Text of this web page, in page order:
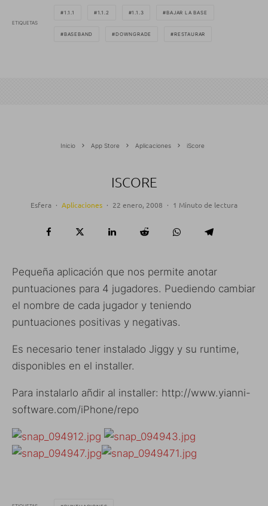
ETIQUETAS
1.1.1 1.1.2 1.1.3 BAJAR LA BASE
BASEBAND DOWNGRADE RESTAURAR
Inicio App Store Aplicaciones iScore
ISCORE
Esfera · Aplicaciones · 22 enero, 2008 · 1 Minuto de lectura
Pequeña aplicación que nos permite anotar
puntuaciones para 4 jugadores. Puediendo cambiar
el nombre de cada jugador y teniendo
puntuaciones positivas y negativas.
Es necesario tener instalado Jiggy y su runtime,
disponibles en el installer.
Para instalarlo añdir al installer: http://www.yianni-
software.com/iPhone/repo